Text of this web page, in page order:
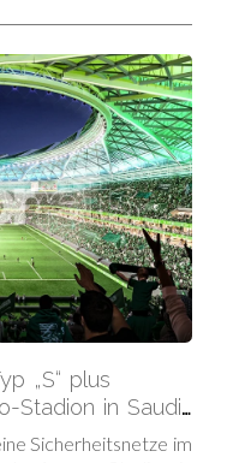
„S“ plus
Stadion in Saudi-
Sicherheitsnetze im